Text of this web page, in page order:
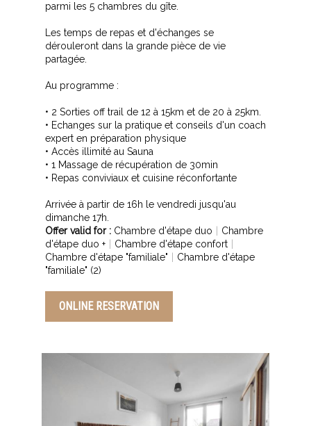
parmi les 5 chambres du gîte.
Les temps de repas et d'échanges se
dérouleront dans la grande pièce de vie
partagée.
Au programme :
• 2 Sorties off trail de 12 à 15km et de 20 à 25km.
• Echanges sur la pratique et conseils d'un coach
expert en préparation physique
• Accès illimité au Sauna
• 1 Massage de récupération de 30min
• Repas conviviaux et cuisine réconfortante
Arrivée à partir de 16h le vendredi jusqu'au
dimanche 17h.
Offer valid for : Chambre d'étape duo
Chambre
d'étape duo +
Chambre d'étape confort
Chambre d'étape "familiale"
Chambre d'étape
"familiale" (2)
ONLINE RESERVATION